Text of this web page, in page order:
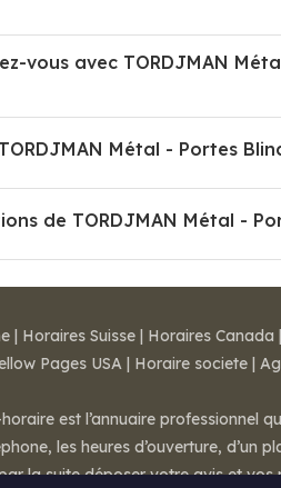
vous avec TORDJMAN
Métal - Portes
de TORDJMAN Métal -
| Horaires Suisse | Horaires Canada |
Pages USA | Horaire societe |
est l’annuaire professionnel
les heures d’ouverture,
la suite déposer votre avis et